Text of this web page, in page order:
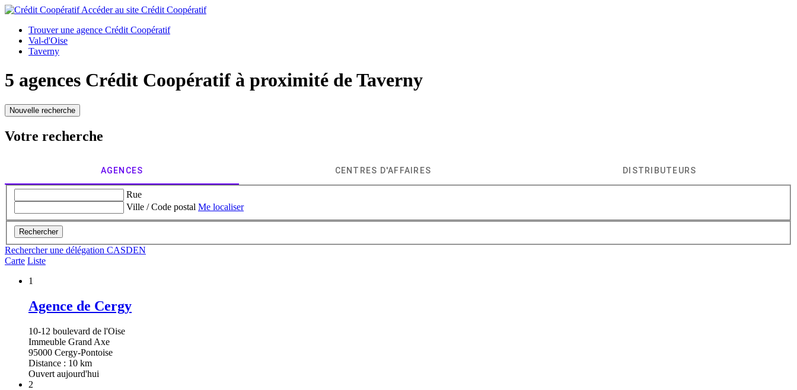
Accéder au site Crédit Coopératif
Trouver une agence Crédit Coopératif
Val-d'Oise
Taverny
5 agences Crédit Coopératif à proximité deTaverny
Nouvelle recherche
Votre recherche
AGENCES CENTRES D'AFFAIRES DISTRIBUTEURS
Rue
Ville / Code postal Me localiser
Rechercher
Rechercher une délégation CASDEN
Carte Liste
1
Agence de Cergy
10-12 boulevard de l'Oise
Immeuble Grand Axe
95000 Cergy-Pontoise
Distance : 10 km
Ouvert aujourd'hui
2